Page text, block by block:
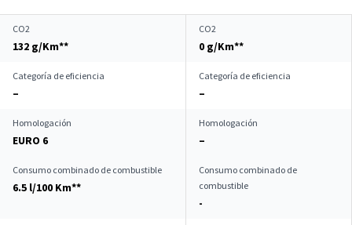
CO2
132 g/Km**
CO2
0 g/Km**
Categoría de eficiencia
–
Categoría de eficiencia
–
Homologación
EURO 6
Homologación
–
Consumo combinado de combustible
6.5 l/100 Km**
Consumo combinado de
combustible
-